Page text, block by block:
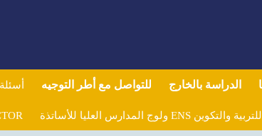
للتواصل مع أطر التوجيه الدراسة بالخارج